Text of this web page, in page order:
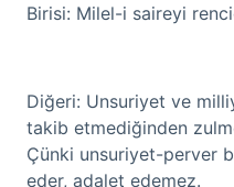
Birisi: Milel-i saireyi
Diğeri: Unsuriyet ve
takib etmediğinden
Çünki unsuriyet-perver
eder, adalet edemez.